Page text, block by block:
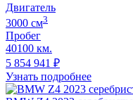
Двигатель
3000 cм3
Пробег
40100 км.
5 854 941 ₽
Узнать подробнее